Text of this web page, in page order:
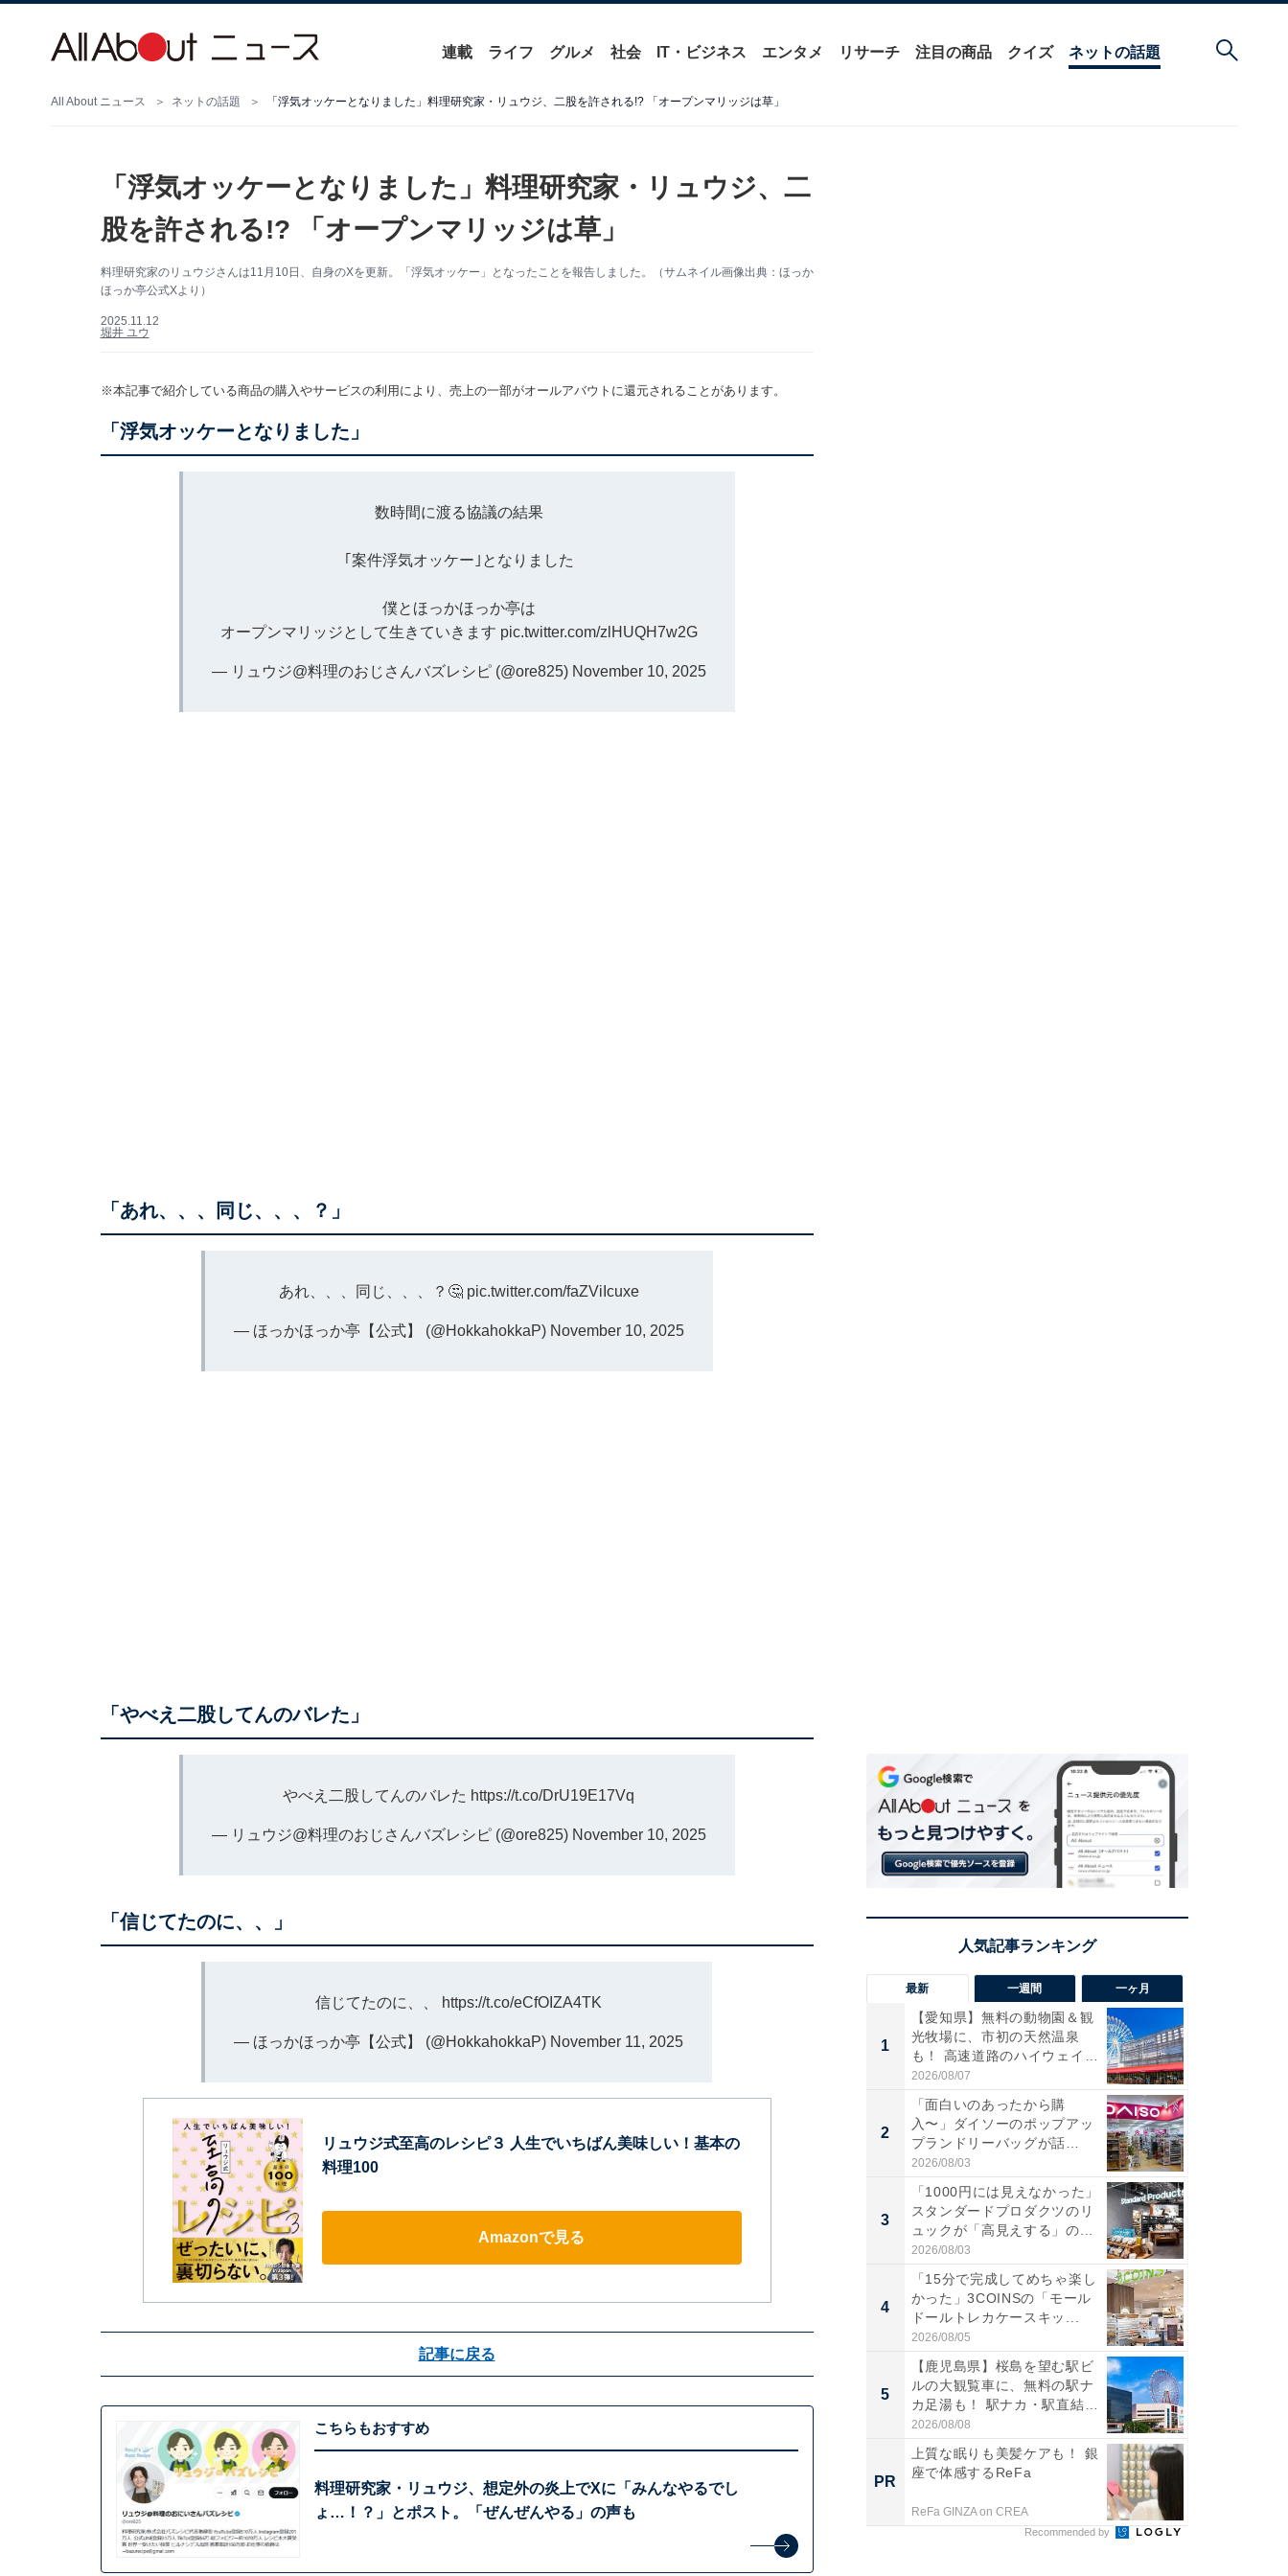
連載 ライフ グルメ 社会 IT・ビジネス エンタメ リサーチ 注目の商品 クイズ ネットの話題
All About ニュース ネットの話題 「浮気オッケーとなりました」料理研究家・リュウジ、二股を許される!? 「オープンマリッジは草」
「浮気オッケーとなりました」料理研究家・リュウジ、二
股を許される!? 「オープンマリッジは草」
料理研究家のリュウジさんは11月10日、自身のXを更新。「浮気オッケー」となったことを報告しました。（サムネイル画像出典：ほっか
ほっか亭公式Xより）
2025.11.12
堀井 ユウ
※本記事で紹介している商品の購入やサービスの利用により、売上の一部がオールアバウトに還元されることがあります。
「浮気オッケーとなりました」
数時間に渡る協議の結果
｢案件浮気オッケー｣となりました
僕とほっかほっか亭は
オープンマリッジとして生きていきます pic.twitter.com/zlHUQH7w2G
— リュウジ@料理のおじさんバズレシピ (@ore825) November 10, 2025
「あれ、、、同じ、、、？」
あれ、、、同じ、、、？🤔 pic.twitter.com/faZViIcuxe
— ほっかほっか亭【公式】 (@HokkahokkaP) November 10, 2025
「やべえ二股してんのバレた」
やべえ二股してんのバレた https://t.co/DrU19E17Vq
— リュウジ@料理のおじさんバズレシピ (@ore825) November 10, 2025
「信じてたのに、、」
信じてたのに、、 https://t.co/eCfOIZA4TK
— ほっかほっか亭【公式】 (@HokkahokkaP) November 11, 2025
リュウジ式至高のレシピ３ 人生でいちばん美味しい！基本の
料理100
Amazonで見る
記事に戻る
こちらもおすすめ
料理研究家・リュウジ、想定外の炎上でXに「みんなやるでし
ょ…！？」とポスト。「ぜんぜんやる」の声も
最新 一週間 一ヶ月
1
【愛知県】無料の動物園＆観
光牧場に、市初の天然温泉
も！ 高速道路のハイウェイオ
ア...
2026/08/07
2
「面白いのあったから購
入〜」ダイソーのポップアッ
プランドリーバッグが話
題。“さま...
2026/08/03
3
「1000円には見えなかった」
スタンダードプロダクツのリ
ュックが「高見えする」の...
2026/08/03
4
「15分で完成してめちゃ楽し
かった」3COINSの「モール
ドールトレカケースキッ...
2026/08/05
5
【鹿児島県】桜島を望む駅ビ
ルの大観覧車に、無料の駅ナ
カ足湯も！ 駅ナカ・駅直結
ス...
2026/08/08
PR
上質な眠りも美髪ケアも！ 銀
座で体感するReFa
ReFa GINZA on CREA
Recommended by